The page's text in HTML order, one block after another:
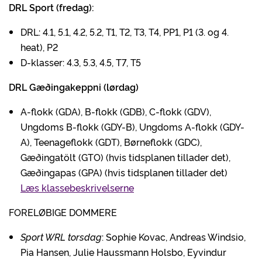
DRL Sport (fredag):
DRL: 4.1, 5.1, 4.2, 5.2, T1, T2, T3, T4, PP1, P1 (3. og 4.
heat), P2
D-klasser: 4.3, 5.3, 4.5, T7, T5
DRL Gæðingakeppni (lørdag)
A-flokk (GDA), B-flokk (GDB), C-flokk (GDV),
Ungdoms B-flokk (GDY-B), Ungdoms A-flokk (GDY-
A), Teenageflokk (GDT), Børneflokk (GDC),
Gæðingatölt (GTO) (hvis tidsplanen tillader det),
Gæðingapas (GPA) (hvis tidsplanen tillader det)
Læs klassebeskrivelserne
FORELØBIGE DOMMERE
Sport WRL torsdag: Sophie Kovac, Andreas Windsio,
Pia Hansen, Julie Haussmann Holsbo, Eyvindur